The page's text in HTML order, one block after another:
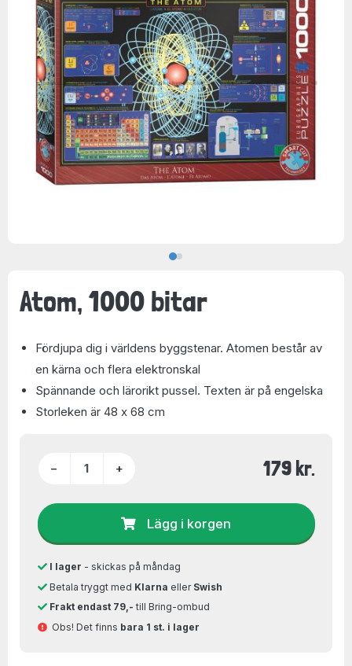
Atom, 1000 bitar
Fördjupa dig i världens byggstenar. Atomen består av
en kärna och flera elektronskal
Spännande och lärorikt pussel. Texten är på engelska
Storleken är 48 x 68 cm
− + 179 kr.
Lägg i korgen
I lager - skickas på måndag
Betala tryggt med Klarna eller Swish
Frakt endast 79,- till Bring-ombud
Obs! Det finns bara 1 st. i lager